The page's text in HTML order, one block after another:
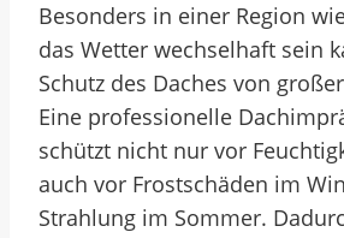
Besonders in einer Region
das Wetter wechselhaft sein
Schutz des Daches von
Eine professionelle
schützt nicht nur vor
auch vor Frostschäden im
Strahlung im Sommer.